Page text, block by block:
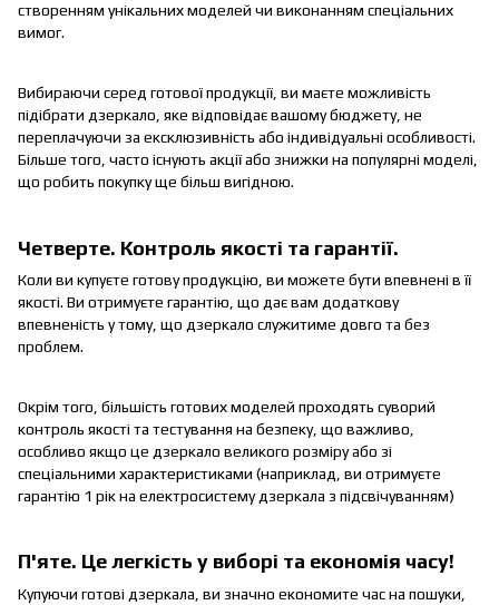
створенням унікальних моделей чи виконанням спеціальних
вимог.
Вибираючи серед готової продукції, ви маєте можливість
підібрати дзеркало, яке відповідає вашому бюджету, не
переплачуючи за ексклюзивність або індивідуальні особливості.
Більше того, часто існують акції або знижки на популярні моделі,
що робить покупку ще більш вигідною.
Четверте. Контроль якості та гарантії.
Коли ви купуєте готову продукцію, ви можете бути впевнені в її
якості. Ви отримуєте гарантію, що дає вам додаткову
впевненість у тому, що дзеркало служитиме довго та без
проблем.
Окрім того, більшість готових моделей проходять суворий
контроль якості та тестування на безпеку, що важливо,
особливо якщо це дзеркало великого розміру або зі
спеціальними характеристиками (наприклад, ви отримуєте
гарантію 1 рік на електросистему дзеркала з підсвічуванням)
П'яте. Це легкість у виборі та економія часу!
Купуючи готові дзеркала, ви значно економите час на пошуки,